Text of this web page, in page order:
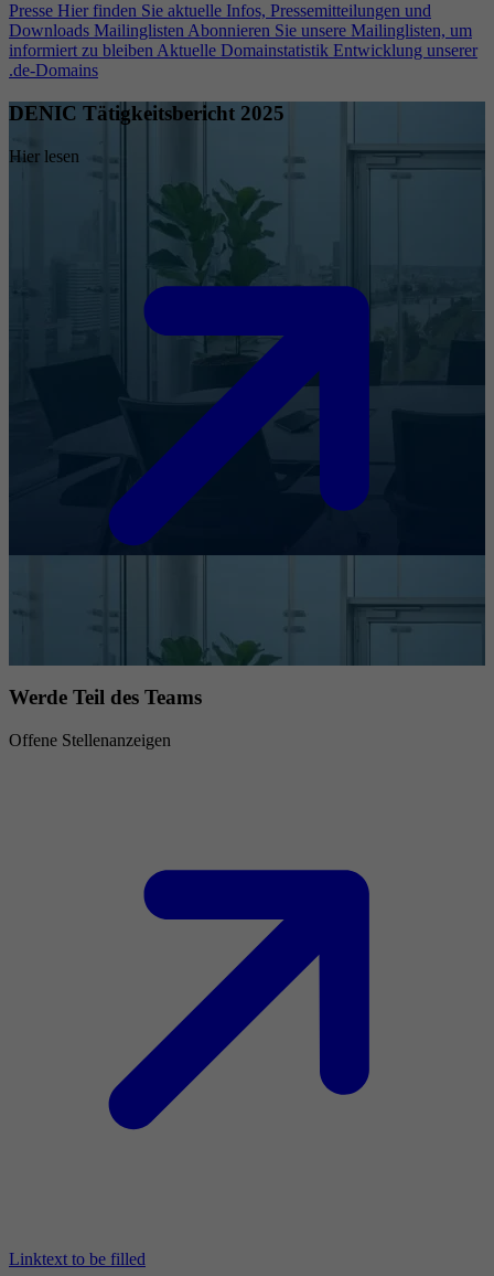
Presse Hier finden Sie aktuelle Infos, Pressemitteilungen und
Downloads Mailinglisten Abonnieren Sie unsere Mailinglisten, um
informiert zu bleiben Aktuelle Domainstatistik Entwicklung unserer
.de-Domains
DENIC Tätigkeitsbericht 2025
Hier lesen
Werde Teil des Teams
Offene Stellenanzeigen
Linktext to be filled